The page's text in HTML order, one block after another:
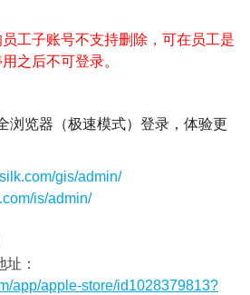
工子账号不支持删除，可在员工是
之后不可登录。
浏览器（极速模式）登录，体验更
gis/admin/
is/admin/
：
app/apple-store/id1028379813?